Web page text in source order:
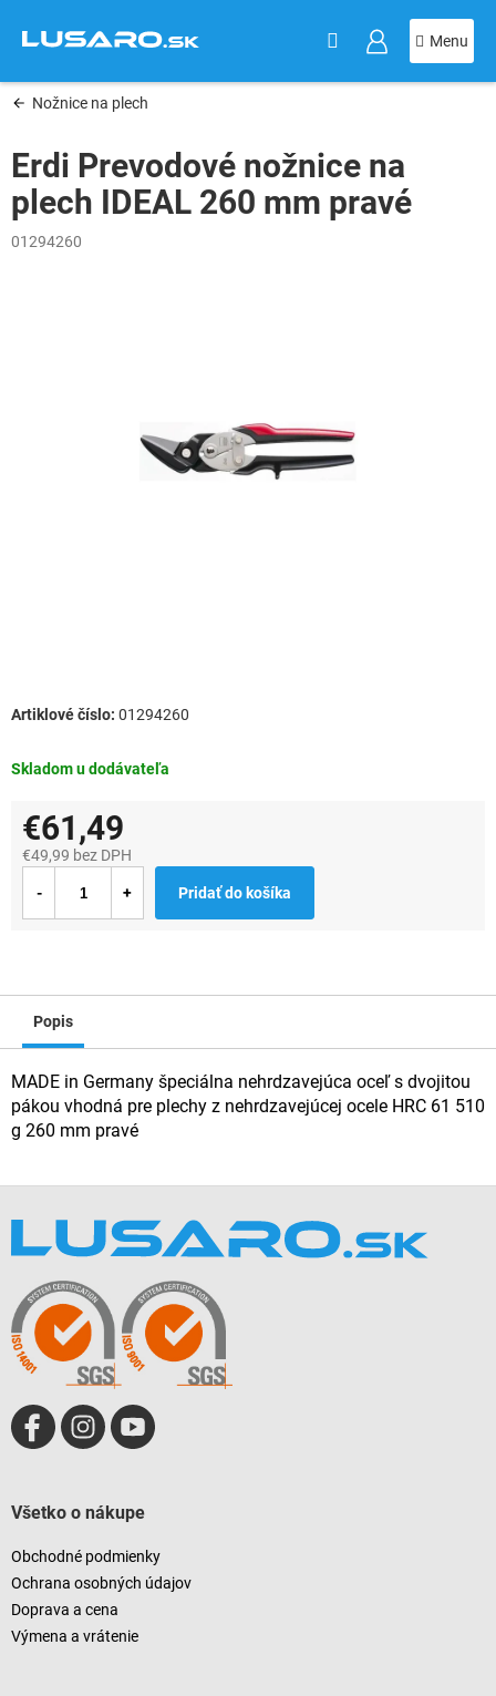
obsah
Nožnice na plech
Erdi Prevodové nožnice na
plech IDEAL 260 mm pravé
01294260
Skladom u dodávateľa
01294260
€61,49
€49,99 bez DPH
cena:
Pridať do košíka
Popis
MADE in Germany špeciálna nehrdzavejúca oceľ s dvojitou
pákou vhodná pre plechy z nehrdzavejúcej ocele HRC 61 510
g 260 mm pravé
Všetko o nákupe
Obchodné podmienky
Ochrana osobných údajov
Doprava a cena
Výmena a vrátenie